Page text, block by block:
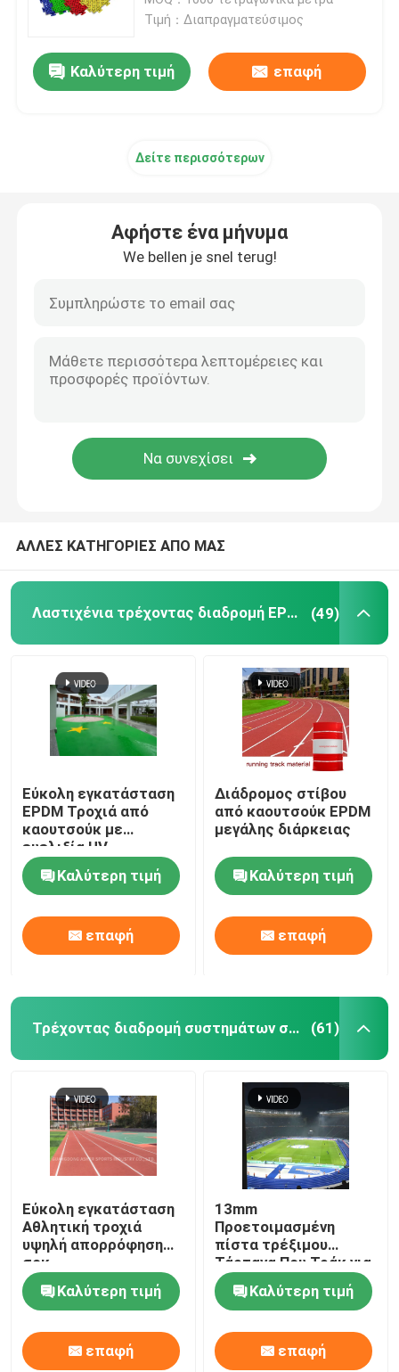
Προκατασκευασμένη τρέχοντας διαδρομή
Διατρυβώδης τροχιά
Τεχνητή τύρφη χλόης κήπων
Ακρυλική αθλητική δαπέδωση
Τεχνητά εξαρτήματα χορτοταπήτων
Ηλεκτρικά μηχανήματα κατασκευής
Αθλητική δαπέδωση PVC
Λαστιχένιο χαλί γυμναστικής
υβριδική πίστα
Αθλητισμός Κόκκινο πηλό
μπάσκετ
Τιμή：Διαπραγματεύσιμος
Καλύτερη τιμή επαφή
Δείτε περισσότερων
Αφήστε ένα μήνυμα
We bellen je snel terug!
ΑΛΛΕΣ ΚΑΤΗΓΟΡΙΕΣ ΑΠΟ ΜΑΣ
Λαστιχένια τρέχοντας διαδρομή EPDM (49)
Εύκολη εγκατάσταση
EPDM Τροχιά από
καουτσούκ με
ευελιξία UV
Καλύτερη τιμή
επαφή
Διάδρομος στίβου
από καουτσούκ EPDM
μεγάλης διάρκειας
Καλύτερη τιμή
επαφή
Τρέχοντας διαδρομή συστημάτων σάντουιτς (61)
Εύκολη εγκατάσταση
Αθλητική τροχιά
υψηλή απορρόφηση
σοκ
Καλύτερη τιμή
επαφή
13mm
Προετοιμασμένη
πίστα τρέξιμου
Τάρτανα Που Τράκ για
στάδιο και σχολείο
Καλύτερη τιμή
επαφή